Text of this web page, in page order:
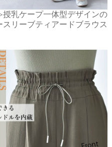
乳ケープ一体型デザインの
スリーブティアードブラウス